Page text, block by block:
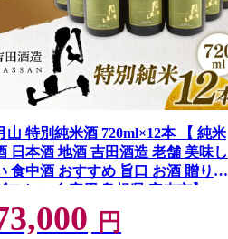
山 特別純米酒 720ml×12本 【 純米
日本酒 地酒 吉田酒造 老舗 美味し
食中酒 おすすめ 旨口 お酒 贈り物
フト ご自宅用 島根県 安来市】
73-YF-48】
円